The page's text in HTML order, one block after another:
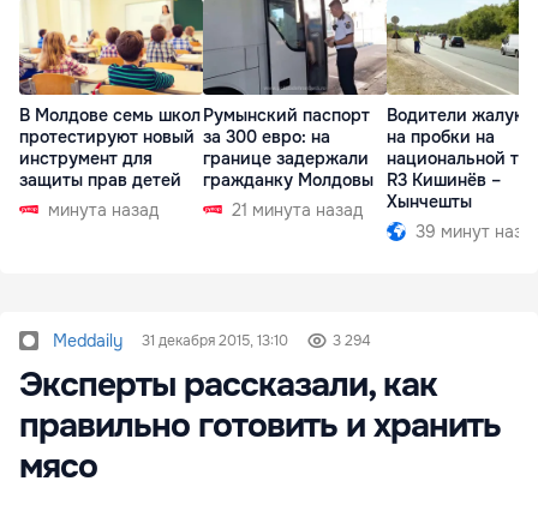
В Молдове семь школ
протестируют новый
инструмент для
защиты прав детей
минута назад
Румынский паспорт
за 300 евро: на
границе задержали
гражданку Молдовы
21 минута назад
Водители
на пробки на
национальной
R3 Кишинёв –
Хынчешты
39 минут
Meddaily 31 декабря 2015, 13:10 3 294
Эксперты рассказали, как
правильно готовить и хранить
мясо